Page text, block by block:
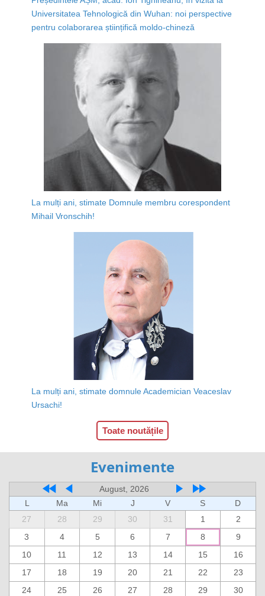
Universitatea Tehnologică din Wuhan: noi perspective
pentru colaborarea științifică moldo-chineză
La mulți ani, stimate Domnule membru corespondent
Mihail Vronschih!
La mulți ani, stimate domnule Academician Veaceslav
Ursachi!
Toate noutățile
Evenimente
August, 2026
L
Ma Mi J V S
D
27
28 29 30 31 1
2
3
4 5 6 7 8
9
10
11 12 13 14 15
16
17
18 19 20 21 22
23
24
25 26 27 28 29
30